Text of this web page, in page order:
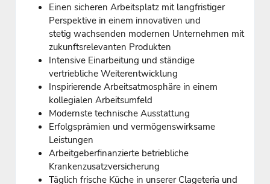
Einen sicheren Arbeitsplatz mit langfristiger
Perspektive in einem innovativen und
stetig wachsenden modernen Unternehmen mit
zukunftsrelevanten Produkten
Intensive Einarbeitung und ständige
vertriebliche Weiterentwicklung
Inspirierende Arbeitsatmosphäre in einem
kollegialen Arbeitsumfeld
Modernste technische Ausstattung
Erfolgsprämien und vermögenswirksame
Leistungen
Arbeitgeberfinanzierte betriebliche
Krankenzusatzversicherung
Täglich frische Küche in unserer Clageteria und